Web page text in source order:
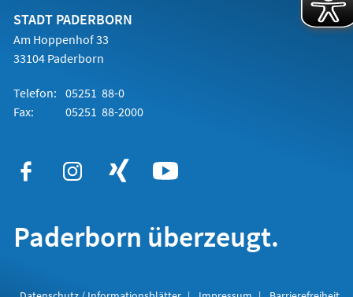
STADT PADERBORN
Am Hoppenhof 33
33104 Paderborn
Telefon: 05251 88-0
Fax:
05251 88-2000
Paderborn überzeugt.